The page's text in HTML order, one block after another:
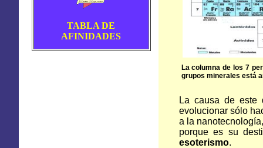
TABLA DE
AFINIDADES
La columna de los 7
grupos minerales está
La causa de este
evolucionar sólo
a la
porque es su
esoterismo.